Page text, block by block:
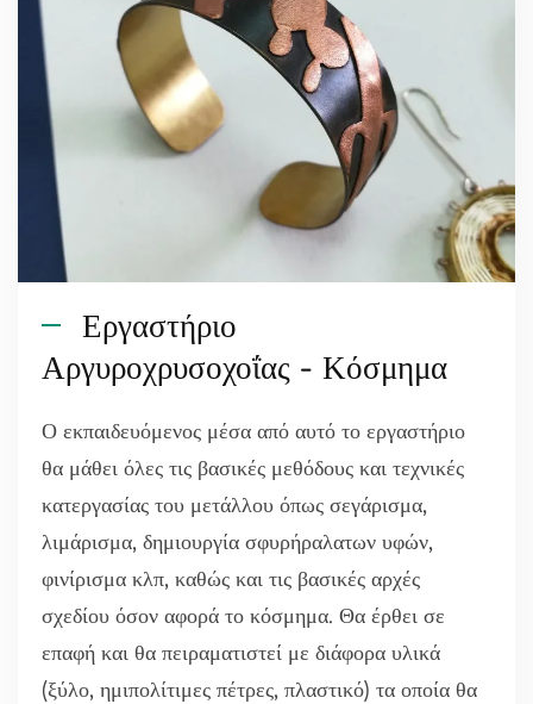
Εργαστήριο
Αργυροχρυσοχοΐας - Κόσμημα
Ο εκπαιδευόμενος μέσα από αυτό το εργαστήριο
θα μάθει όλες τις βασικές μεθόδους και τεχνικές
κατεργασίας του μετάλλου όπως σεγάρισμα,
λιμάρισμα, δημιουργία σφυρήραλατων υφών,
φινίρισμα κλπ, καθώς και τις βασικές αρχές
σχεδίου όσον αφορά το κόσμημα. Θα έρθει σε
επαφή και θα πειραματιστεί με διάφορα υλικά
(ξύλο, ημιπολίτιμες πέτρες, πλαστικό) τα οποία θα